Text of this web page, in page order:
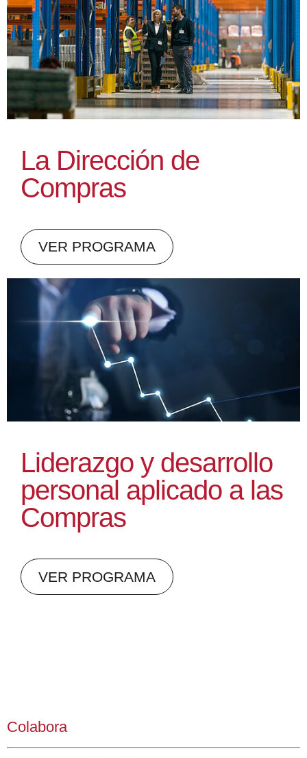
La Dirección de
Compras
VER PROGRAMA
Liderazgo y desarrollo
personal aplicado a las
Compras
VER PROGRAMA
Colabora